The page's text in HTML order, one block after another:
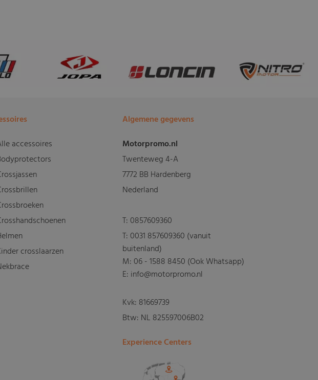
accessoires
crosslaarzen
Algemene gegevens
Motorpromo.nl
Twenteweg 4-A
7772 BB Hardenberg
Nederland
T:0857609360
T:0031 857609360 (vanuit
buitenland)
M:06 - 1588 8450 (Ook Whatsapp)
E: info@motorpromo.nl
Kvk: 81669739
Btw: NL 825597006B02
Experience Centers